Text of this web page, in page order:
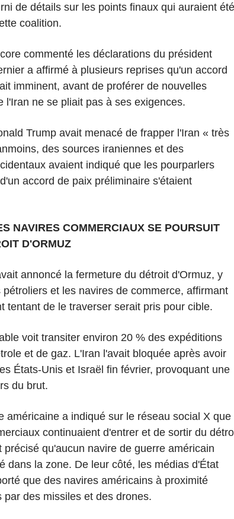
de détails sur les points finaux qui auraient été
coalition.
commenté les déclarations du président
a affirmé à plusieurs reprises qu'un accord
imminent, avant de proférer de nouvelles
l'Iran ne se pliait pas à ses exigences.
Trump avait menacé de frapper l'Iran « très
des sources iraniennes et des
avaient indiqué que les pourparlers
accord de paix préliminaire s'étaient
NAVIRES COMMERCIAUX SE POURSUIT
D'ORMUZ
annoncé la fermeture du détroit d'Ormuz, y
et les navires de commerce, affirmant
tentant de le traverser serait pris pour cible.
voit transiter environ 20 % des expéditions
et de gaz. L'Iran l'avait bloquée après avoir
États-Unis et Israël fin février, provoquant une
du brut.
américaine a indiqué sur le réseau social X que
continuaient d'entrer et de sortir du
précisé qu'aucun navire de guerre américain
dans la zone. De leur côté, les médias d'État
que des navires américains à proximité
par des missiles et des drones.